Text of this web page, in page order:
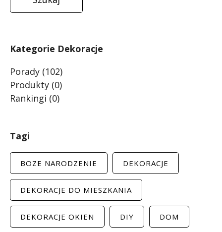
Kategorie Dekoracje
Porady (102)
Produkty (0)
Rankingi (0)
Tagi
BOZE NARODZENIE DEKORACJE
DEKORACJE DO MIESZKANIA
DEKORACJE OKIEN DIY DOM